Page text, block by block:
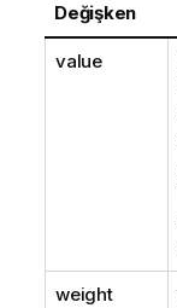
Değişken
value
weight